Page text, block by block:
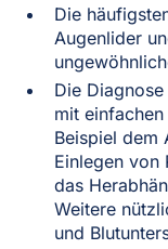
Die
Augenlider
Die
mit
Beispiel dem
Einlegen von
das
Weitere
und